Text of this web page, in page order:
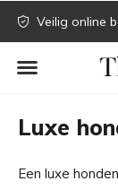
Veilig online
Luxe
Een luxe